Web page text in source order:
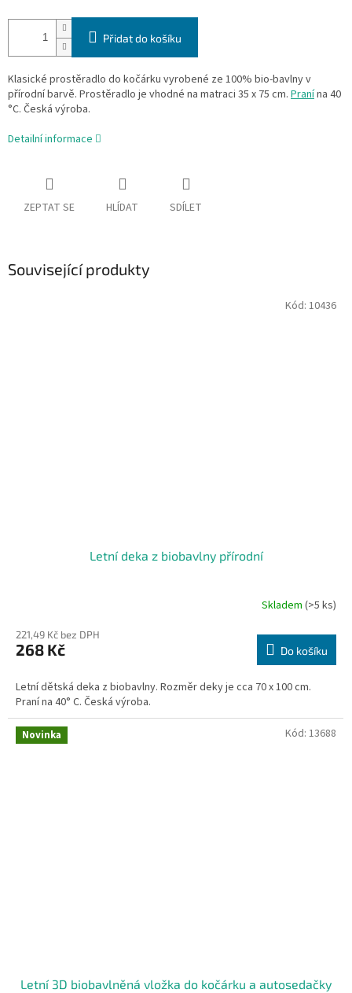
Přidat do košíku
Klasické prostěradlo do kočárku vyrobené ze 100% bio-bavlny v
přírodní barvě. Prostěradlo je vhodné na matraci 35 x 75 cm. Pranína 40
°C. Česká výroba.
Detailní informace
ZEPTAT SE HLÍDAT SDÍLET
Související produkty
Letní deka z biobavlny přírodní
Skladem (>5 ks)
221,49 Kč bez DPH
268 Kč Do košíku
Letní dětská deka z biobavlny. Rozměr deky je cca 70 x 100 cm.
Praní na 40° C. Česká výroba.
Kód: 10436
Novinka
Letní 3D biobavlněná vložka do kočárku a autosedačky
Kód: 13688